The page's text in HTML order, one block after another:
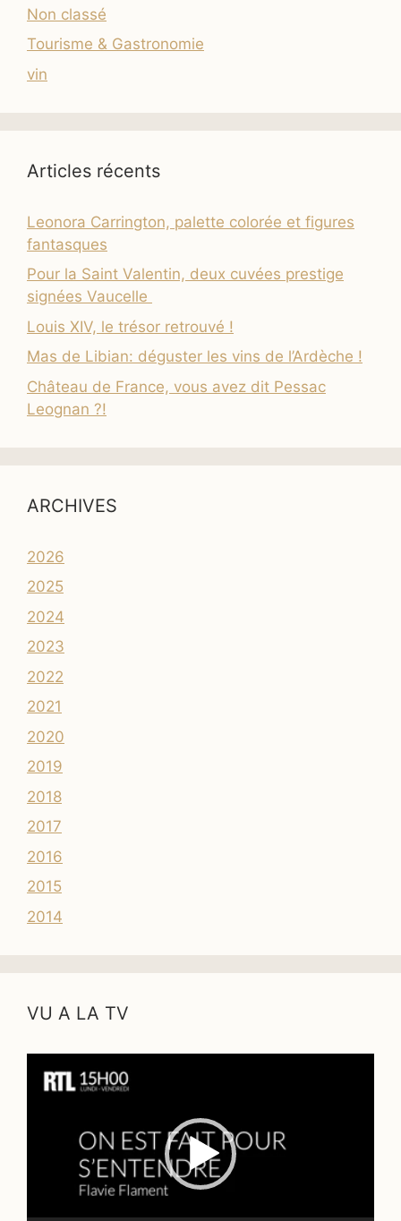
Non classé
Tourisme & Gastronomie
vin
Articles récents
Leonora Carrington, palette colorée et figures
fantasques
Pour la Saint Valentin, deux cuvées prestige
signées Vaucelle
Louis XIV, le trésor retrouvé !
Mas de Libian: déguster les vins de l’Ardèche !
Château de France, vous avez dit Pessac
Leognan ?!
ARCHIVES
2026
2025
2024
2023
2022
2021
2020
2019
2018
2017
2016
2015
2014
VU A LA TV
vidéo